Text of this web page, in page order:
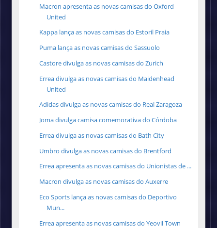
Macron apresenta as novas camisas do Oxford
United
Kappa lança as novas camisas do Estoril Praia
Puma lança as novas camisas do Sassuolo
Castore divulga as novas camisas do Zurich
Errea divulga as novas camisas do Maidenhead
United
Adidas divulga as novas camisas do Real Zaragoza
Joma divulga camisa comemorativa do Córdoba
Errea divulga as novas camisas do Bath City
Umbro divulga as novas camisas do Brentford
Errea apresenta as novas camisas do Unionistas de ...
Macron divulga as novas camisas do Auxerre
Eco Sports lança as novas camisas do Deportivo
Mun...
Errea apresenta as novas camisas do Yeovil Town